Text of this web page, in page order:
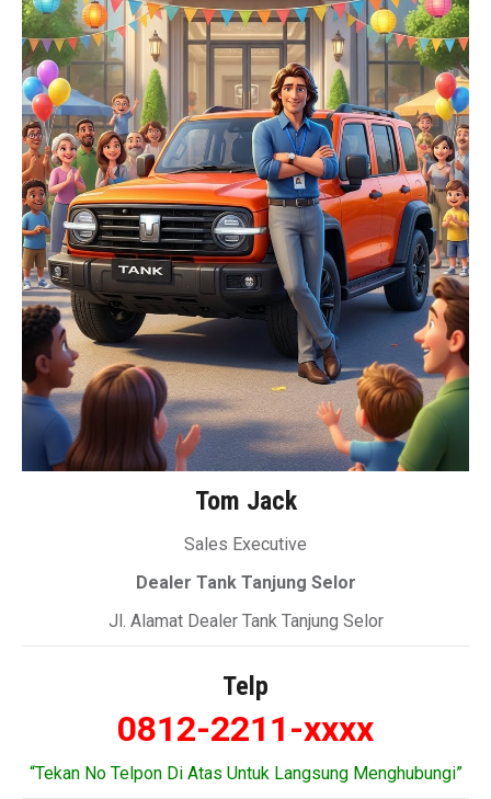
Tom Jack
Sales Executive
Dealer Tank Tanjung Selor
Jl. Alamat Dealer Tank Tanjung Selor
Telp
0812-2211-xxxx
“Tekan No Telpon Di Atas Untuk Langsung Menghubungi”